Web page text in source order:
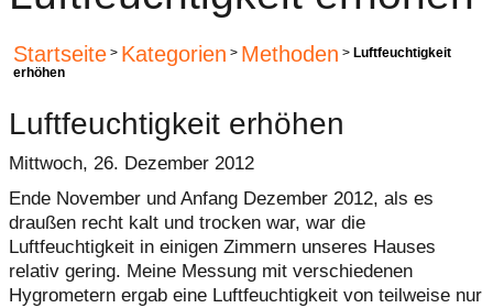
Startseite > Kategorien > Methoden > Luftfeuchtigkeit
erhöhen
Luftfeuchtigkeit erhöhen
Mittwoch, 26. Dezember 2012
Ende November und Anfang Dezember 2012, als es
draußen recht kalt und trocken war, war die
Luftfeuchtigkeit in einigen Zimmern unseres Hauses
relativ gering. Meine Messung mit verschiedenen
Hygrometern ergab eine Luftfeuchtigkeit von teilweise nur